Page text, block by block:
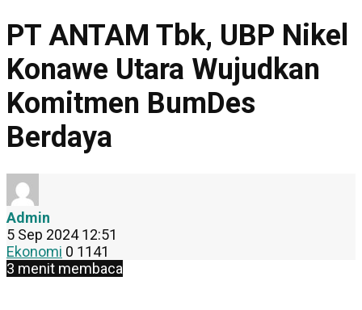
PT ANTAM Tbk, UBP Nikel
Konawe Utara Wujudkan
Komitmen BumDes
Berdaya
Admin
5 Sep 2024 12:51
Ekonomi 0 1141
3 menit membaca